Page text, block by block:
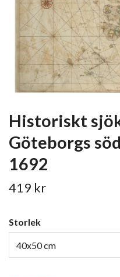
Historiskt
Göteborgs
1692
419 kr
Storlek
40x50 cm